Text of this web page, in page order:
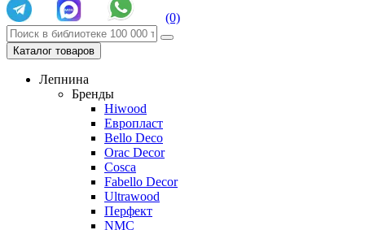
(0)
Каталог товаров
Лепнина
Бренды
Hiwood
Европласт
Bello Deco
Orac Decor
Cosca
Fabello Decor
Ultrawood
Перфект
NMC